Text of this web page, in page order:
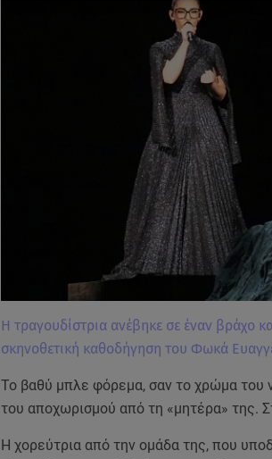
H τραγουδίστρια ανέβηκε σε έναν βράχο
σκηνοθετική καθοδήγηση του Φωκά
Το βαθύ μπλε φόρεμα, σαν το χρώμα του
του αποχωρισμού από τη «μητέρα» της.
Η χορεύτρια από την ομάδα της, που